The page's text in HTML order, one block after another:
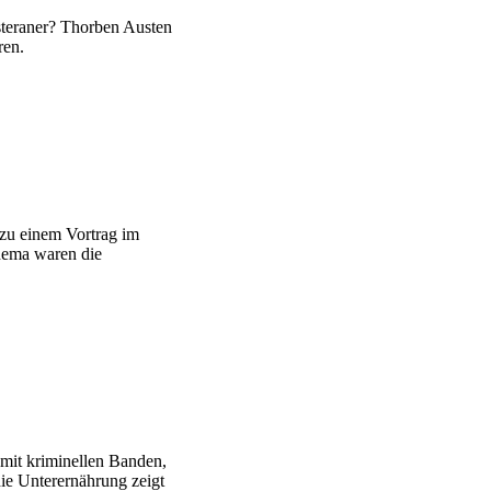
Thorben Austen
einem Vortrag im
waren die
kriminellen Banden,
Unterernährung zeigt